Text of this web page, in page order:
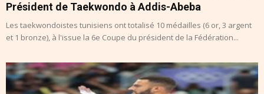
Président de Taekwondo à Addis-Abeba
Les taekwondoistes tunisiens ont totalisé 10 médailles (6 or, 3 argent
et 1 bronze), à l'issue la 6e Coupe du président de la Fédération...